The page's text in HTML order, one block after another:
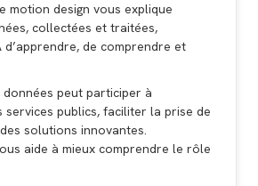
motion design vous explique
collectées et traitées,
de comprendre et
peut participer à
publics, faciliter la prise de
solutions innovantes.
aide à mieux comprendre le rôle